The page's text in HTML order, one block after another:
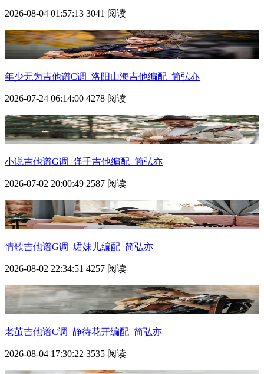
2026-08-04 01:57:13 3041 阅读
年少无为吉他谱C调_洛阳山海吉他编配_简弘亦
2026-07-24 06:14:00 4278 阅读
小说吉他谱G调_弹手吉他编配_简弘亦
2026-07-02 20:00:49 2587 阅读
情歌吉他谱G调_珺妹儿编配_简弘亦
2026-08-02 22:34:51 4257 阅读
老茧吉他谱C调_静待花开编配_简弘亦
2026-08-04 17:30:22 3535 阅读